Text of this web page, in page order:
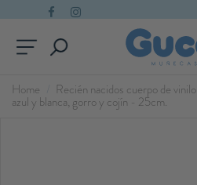
Home Recién nacidos cuerpo de vinilo
azul y blanca, gorro y cojín - 25cm.